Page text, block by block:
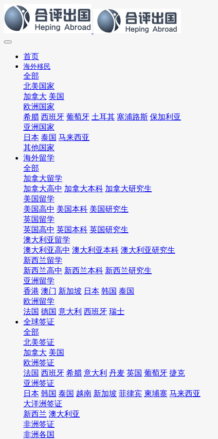
首页
海外移民
全部
北美国家
加拿大 美国
欧洲国家
希腊 西班牙 葡萄牙 土耳其 塞浦路斯 保加利亚
亚洲国家
日本 泰国 马来西亚
其他国家
海外留学
全部
加拿大留学
加拿大高中 加拿大本科 加拿大研究生
美国留学
美国高中 美国本科 美国研究生
英国留学
英国高中 英国本科 英国研究生
澳大利亚留学
澳大利亚高中 澳大利亚本科 澳大利亚研究生
新西兰留学
新西兰高中 新西兰本科 新西兰研究生
亚洲留学
香港 澳门 新加坡 日本 韩国 泰国
欧洲留学
法国 德国 意大利 西班牙 瑞士
全球签证
全部
北美签证
加拿大 美国
欧洲签证
法国 西班牙 希腊 意大利 丹麦 英国 葡萄牙 捷克
亚洲签证
日本 韩国 泰国 越南 新加坡 菲律宾 柬埔寨 马来西亚
大洋洲签证
新西兰 澳大利亚
非洲签证
非洲各国